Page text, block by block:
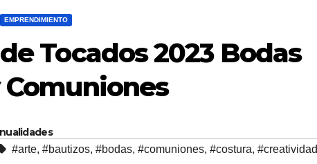
EMPRENDIMIENTO
Tocados 2023 Bodas
#arte, #bautizos, #bodas, #comuniones, #costura, #creatividad